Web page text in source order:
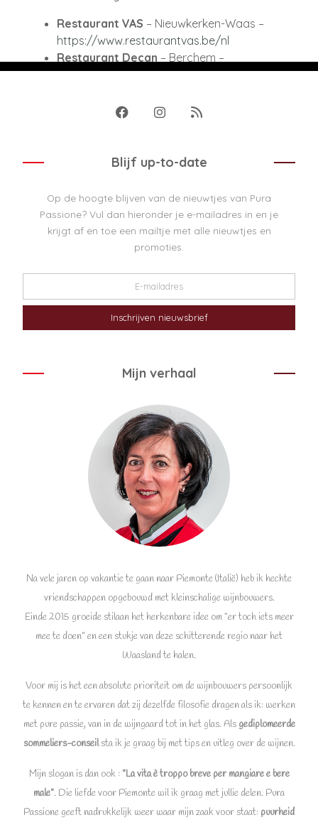
Restaurant VAS – Nieuwkerken-Waas –
https://www.restaurantvas.be/nl
Restaurant Decan – Berchem –
https://www.restaurantdecan.be/
https://www.kokovin.be/
Blijf up-to-date
Op de hoogte blijven van de nieuwtjes van Pura
Passione? Vul dan hieronder je e-mailadres in en je
krijgt af en toe een mailtje met alle nieuwtjes en
promoties.
Mijn verhaal
Na vele jaren op vakantie te gaan naar Piemonte (Italië) heb ik hechte
vriendschappen opgebouwd met kleinschalige wijnbouwers.
Einde 2015 groeide stilaan het herkenbare idee om “er toch iets meer
mee te doen” en een stukje van deze schitterende regio naar het
Waasland te halen.
Voor mij is het een absolute prioriteit om de wijnbouwers persoonlijk
te kennen en te ervaren dat zij dezelfde filosofie dragen als ik: werken
met pure passie, van in de wijngaard tot in het glas. Als gediplomeerde
sommeliers-conseilsta ik je graag bij met tips en uitleg over de wijnen.
Mijn slogan is dan ook : ”La vita è troppo breve per mangiare e bere
male”. Die liefde voor Piemonte wil ik graag met jullie delen. Pura
Passione geeft nadrukkelijk weer waar mijn zaak voor staat: puurheid